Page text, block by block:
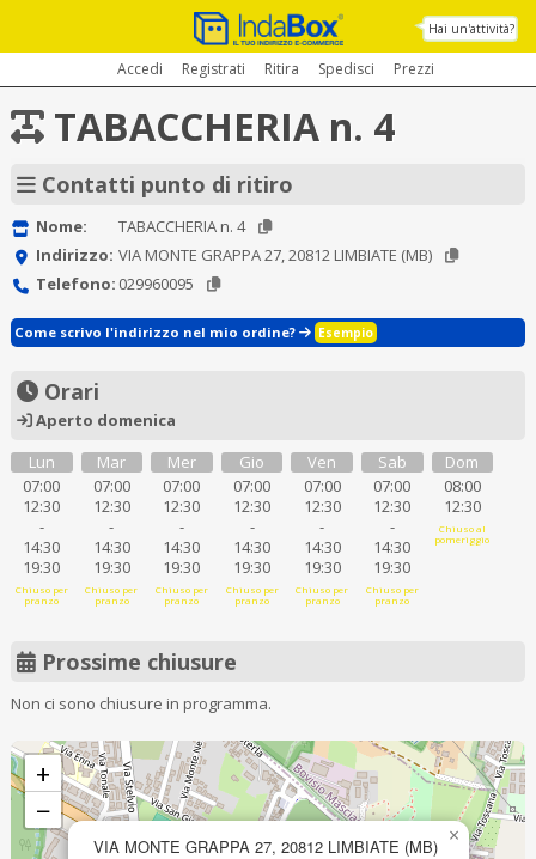
Hai un'attività?
Accedi Registrati Ritira Spedisci Prezzi
TABACCHERIA n. 4
Contatti punto di ritiro
Nome:
TABACCHERIA n. 4
Indirizzo: VIA MONTE GRAPPA 27, 20812 LIMBIATE (MB)
Telefono: 029960095
Come scrivo l'indirizzo nel mio ordine? Esempio
Orari
Aperto domenica
Lun
07:00
12:30
-
14:30
19:30
Chiuso per
pranzo
Mar
07:00
12:30
-
14:30
19:30
Chiuso per
pranzo
Mer
07:00
12:30
-
14:30
19:30
Chiuso per
pranzo
Gio
07:00
12:30
-
14:30
19:30
Chiuso per
pranzo
Ven
07:00
12:30
-
14:30
19:30
Chiuso per
pranzo
Sab
07:00
12:30
-
14:30
19:30
Chiuso per
pranzo
Dom
08:00
12:30
Chiuso al
pomeriggio
Prossime chiusure
Non ci sono chiusure in programma.
VIA MONTE GRAPPA 27, 20812 LIMBIATE (MB) ×
+
−